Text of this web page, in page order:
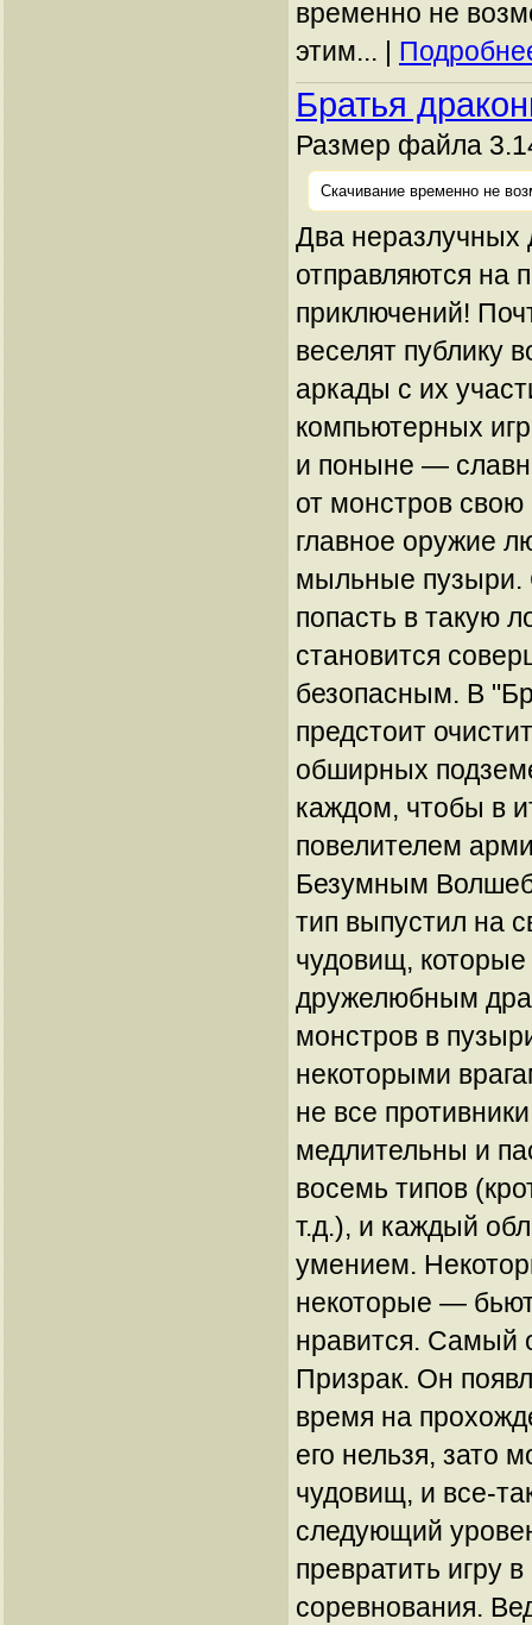
временно не
этим... |
Братья
Размер файла
Скачивание временно не
Два неразлучных
отправляются на
приключений!
веселят публику
аркады с их
компьютерных
и поныне —
от монстров свою
главное оружие
мыльные пузыри.
попасть в такую
становится
безопасным. В
предстоит
обширных
каждом, чтобы в
повелителем
Безумным
тип выпустил на
чудовищ,
дружелюбным
монстров в
некоторыми
не все
медлительны и
восемь типов
т.д.), и каждый
умением.
некоторые —
нравится. Самый
Призрак. Он
время на
его нельзя, зато
чудовищ, и все-
следующий
превратить игру
соревнования.